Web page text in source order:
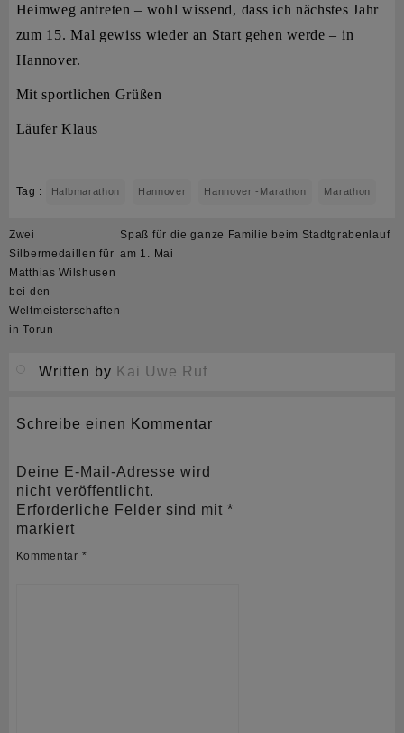
Heimweg antreten – wohl wissend, dass ich nächstes Jahr
zum 15. Mal gewiss wieder an Start gehen werde – in
Hannover.
Mit sportlichen Grüßen
Läufer Klaus
Tag : Halbmarathon Hannover Hannover -Marathon Marathon
Beitragsnavigation
Zwei
Silbermedaillen für
Matthias Wilshusen
bei den
Weltmeisterschaften
in Torun
Spaß für die ganze Familie beim Stadtgrabenlauf
am 1. Mai
Written by Kai Uwe Ruf
Schreibe einen Kommentar
Deine E-Mail-Adresse wird
nicht veröffentlicht.
Erforderliche Felder sind mit *
markiert
Kommentar *